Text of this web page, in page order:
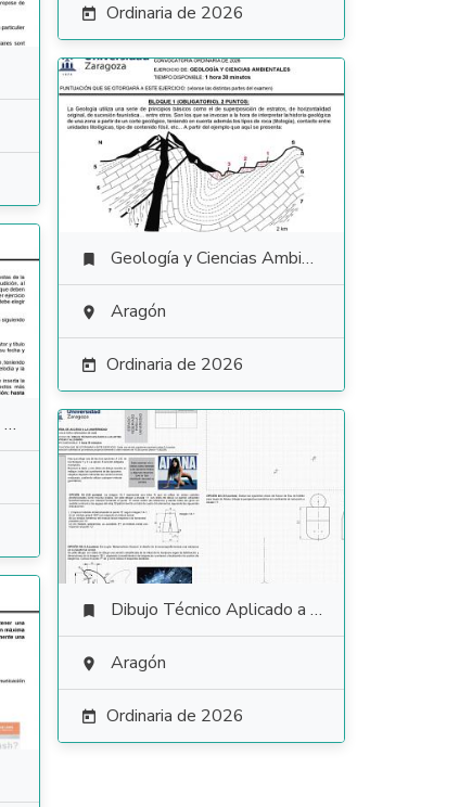
 Ordinaria de 2026
 Geología y Ciencias Ambientales
 Aragón
 Ordinaria de 2026
 Dibujo Técnico Aplicado a las Artes Plásticas y al Diseño II
 Aragón
 Ordinaria de 2026